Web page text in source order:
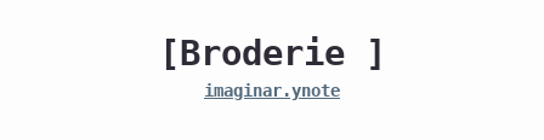
[Broderie ]
imaginar.ynote